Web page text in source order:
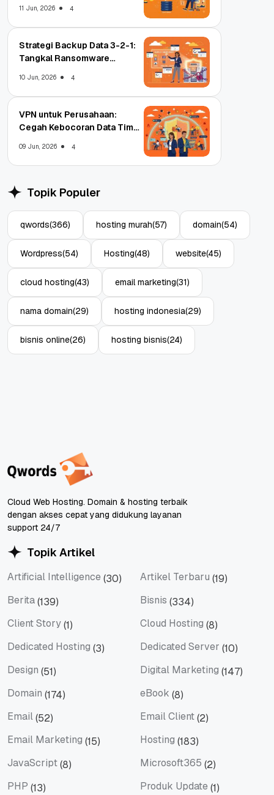
11 Jun, 2026 4
Strategi Backup Data 3-2-1:
Tangkal Ransomware
10 Jun, 2026 4
VPN untuk Perusahaan:
Cegah Kebocoran Data Tim
09 Jun, 2026 4
Topik Populer
qwords(366) hosting murah(57) domain(54)
Wordpress(54) Hosting(48) website(45)
cloud hosting(43) email marketing(31)
nama domain(29) hosting indonesia(29)
bisnis online(26) hosting bisnis(24)
Cloud Web Hosting. Domain & hosting terbaik
dengan akses cepat yang didukung layanan
support 24/7
Topik Artikel
Artificial Intelligence (30) Artikel Terbaru (19)
Berita(139) Bisnis (334)
Client Story(1) Cloud Hosting (8)
Dedicated Hosting (3) Dedicated Server (10)
Design (51) Digital Marketing (147)
Domain (174) eBook (8)
Email(52) Email Client(2)
Email Marketing (15) Hosting (183)
JavaScript(8) Microsoft365 (2)
PHP (13) Produk Update (1)